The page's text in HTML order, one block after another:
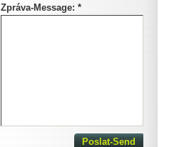
Zpráva-Message: *